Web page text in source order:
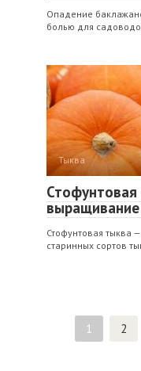
Опадение
болью для
Тыква
Стофунтовая тыква
старинных сортов
1 2